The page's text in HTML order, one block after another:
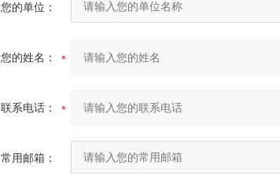
您的单位：
您的姓名：
联系电话：
常用邮箱：